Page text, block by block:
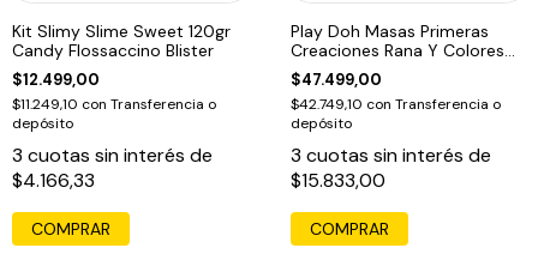
Kit Slimy Slime Sweet 120gr
Candy Flossaccino Blister
$12.499,00
$11.249,10 con Transferencia o
depósito
3 cuotas sin interés de
$4.166,33
Play Doh Masas Primeras
Creaciones Rana Y Colores
Hasbro
$47.499,00
$42.749,10 con Transferencia o
depósito
3 cuotas sin interés de
$15.833,00